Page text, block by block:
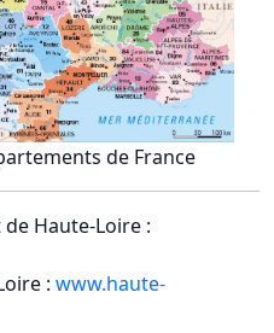
de France
Haute-Loire :
: www.haute-